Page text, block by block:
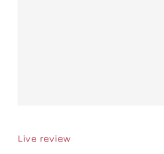
Live review